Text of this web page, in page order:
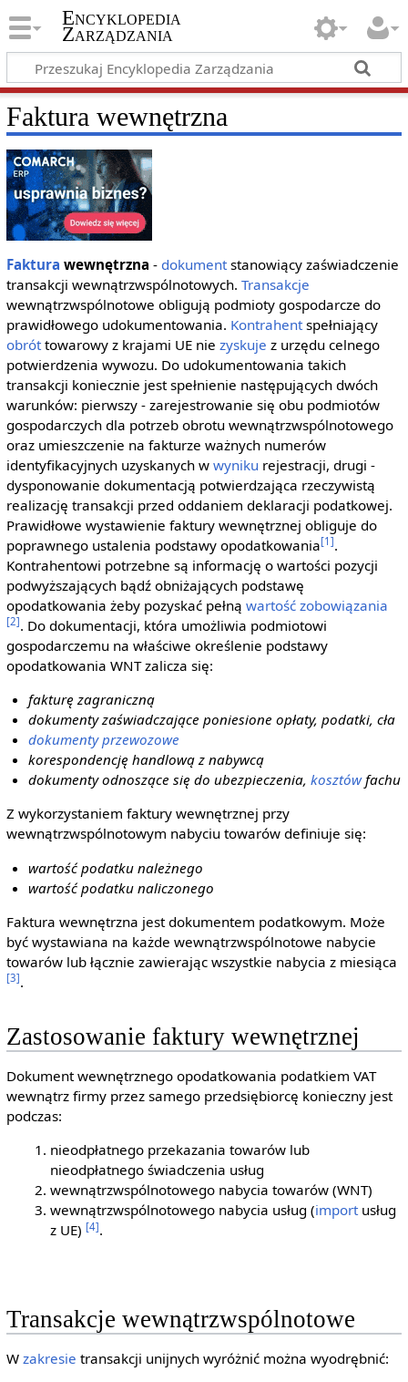
Encyklopedia
Zarządzania
Faktura wewnętrzna
Faktura wewnętrzna - dokumentstanowiący zaświadczenie
transakcji wewnątrzwspólnotowych. Transakcje
wewnątrzwspólnotowe obligują podmioty gospodarcze do
prawidłowego udokumentowania. Kontrahentspełniający
obróttowarowy z krajami UE nie zyskuje z urzędu celnego
potwierdzenia wywozu. Do udokumentowania takich
transakcji koniecznie jest spełnienie następujących dwóch
warunków: pierwszy - zarejestrowanie się obu podmiotów
gospodarczych dla potrzeb obrotu wewnątrzwspólnotowego
oraz umieszczenie na fakturze ważnych numerów
identyfikacyjnych uzyskanych w wyniku rejestracji, drugi -
dysponowanie dokumentacją potwierdzająca rzeczywistą
realizację transakcji przed oddaniem deklaracji podatkowej.
Prawidłowe wystawienie faktury wewnętrznej obliguje do
poprawnego ustalenia podstawy opodatkowania[1].
Kontrahentowi potrzebne są informację o wartości pozycji
podwyższających bądź obniżających podstawę
opodatkowania żeby pozyskać pełną wartość zobowiązania
[2]. Do dokumentacji, która umożliwia podmiotowi
gospodarczemu na właściwe określenie podstawy
opodatkowania WNT zalicza się:
fakturę zagraniczną
dokumenty zaświadczające poniesione opłaty, podatki, cła
dokumenty przewozowe
korespondencję handlową z nabywcą
dokumenty odnoszące się do ubezpieczenia,kosztówfachu
Z wykorzystaniem faktury wewnętrznej przy
wewnątrzwspólnotowym nabyciu towarów definiuje się:
wartość podatku należnego
wartość podatku naliczonego
Faktura wewnętrzna jest dokumentem podatkowym. Może
być wystawiana na każde wewnątrzwspólnotowe nabycie
towarów lub łącznie zawierając wszystkie nabycia z miesiąca
[3].
Zastosowanie faktury wewnętrznej
Dokument wewnętrznego opodatkowania podatkiem VAT
wewnątrz firmy przez samego przedsiębiorcę konieczny jest
podczas:
nieodpłatnego przekazania towarów lub
nieodpłatnego świadczenia usług
wewnątrzwspólnotowego nabycia towarów (WNT)
wewnątrzwspólnotowego nabycia usług (importusług
z UE) [4].
Transakcje wewnątrzwspólnotowe
W zakresie transakcji unijnych wyróżnić można wyodrębnić: